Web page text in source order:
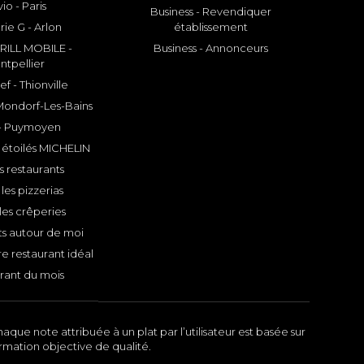
- Paris
G - Arlon
MOBILE -
- Thionville
Les-Bains
Puymoyen
MICHELIN
restaurants
pizzerias
crêperies
autour de moi
restaurant idéal
du mois
Business - Revendiquer
établissement
Business - Annonceurs
note attribuée à un plat par l’utilisateur est basée sur
objective de qualité.